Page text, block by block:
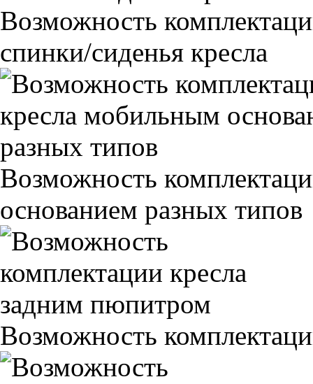
Возможность
спинки/сиденья кресла
Возможность
основанием разных типов
Возможность